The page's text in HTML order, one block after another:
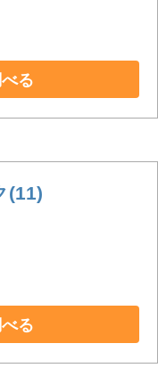
る
(11)
る